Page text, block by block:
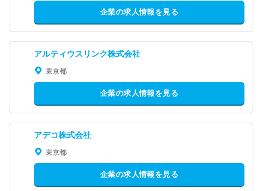
企業の求人情報を見る
アルティウスリンク株式会社
東京都
企業の求人情報を見る
アデコ株式会社
東京都
企業の求人情報を見る